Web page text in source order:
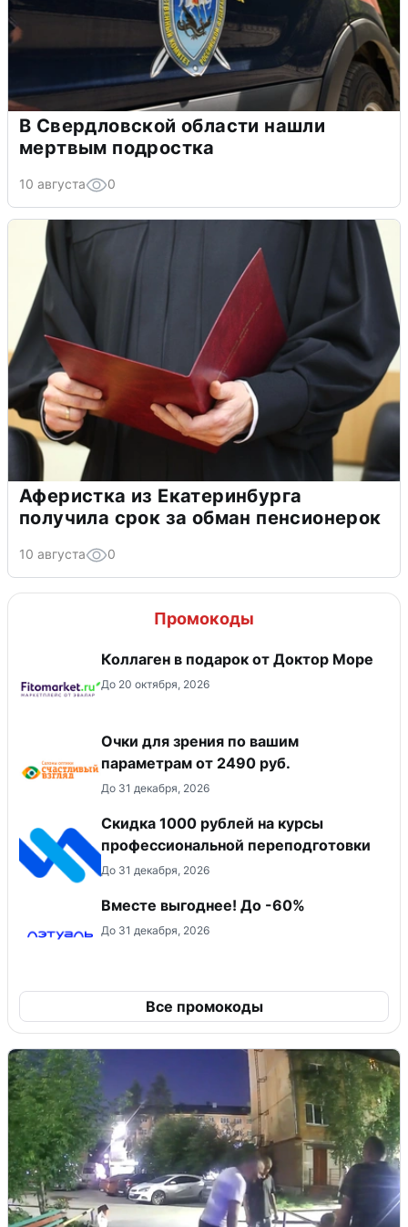
В Свердловской области нашли
мертвым подростка
10 августа 0
Аферистка из Екатеринбурга
получила срок за обман пенсионерок
10 августа 0
Промокоды
Коллаген в подарок от Доктор Море
До 20 октября, 2026
Очки для зрения по вашим
параметрам от 2490 руб.
До 31 декабря, 2026
Скидка 1000 рублей на курсы
профессиональной переподготовки
До 31 декабря, 2026
Вместе выгоднее! До -60%
До 31 декабря, 2026
Все промокоды